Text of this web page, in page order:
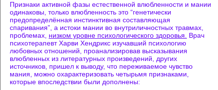
Признаки активной фазы естественной влюбленности и мании
одинаковы, только влюбленность это “генетически
предопределённая инстинктивная составляющая
спаривания”, а истоки мании во внутриличностных травмах,
проблемах, низком уровне психологического здоровья.
Врач
психотерапевт Харви Хендрикс изучавший психологию
любовных отношений, проанализировав высказывания
влюбленных из литературных произведений, других
источников, пришел к выводу, что переживаемое чувство
мания, можно охарактеризовать четырьмя признаками,
которые впоследствии были дополнены: